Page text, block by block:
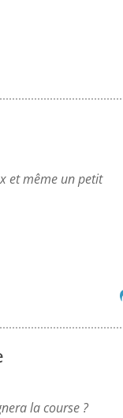
et même un petit
la course ?